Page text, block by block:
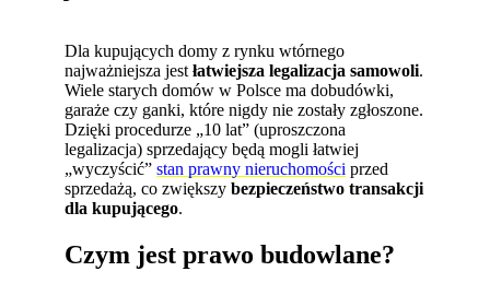
Dla kupujących domy z rynku wtórnego
najważniejsza jestłatwiejsza legalizacja samowoli.
Wiele starych domów w Polsce ma dobudówki,
garaże czy ganki, które nigdy nie zostały zgłoszone.
Dzięki procedurze „10 lat” (uproszczona
legalizacja) sprzedający będą mogli łatwiej
„wyczyścić”stan prawny nieruchomości przed
sprzedażą, co zwiększybezpieczeństwo transakcji
dla kupującego.
Czym jest prawo budowlane?